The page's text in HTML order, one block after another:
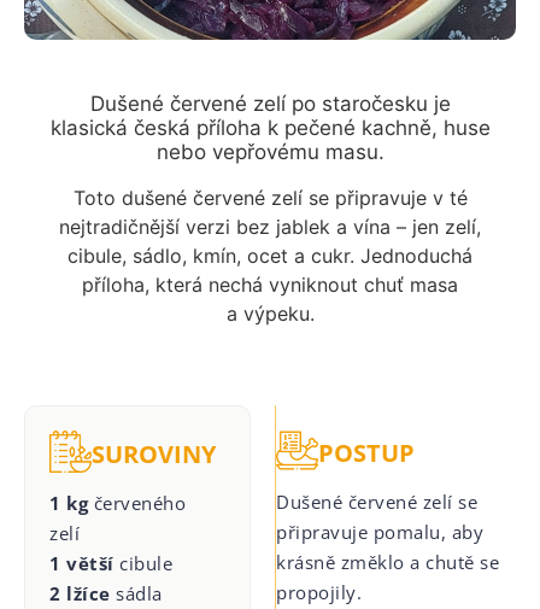
Dušené červené zelí po staročesku je
klasická česká příloha k pečené kachně, huse
nebo vepřovému masu.
Toto dušené červené zelí se připravuje v té
nejtradičnější verzi bez jablek a vína – jen zelí,
cibule, sádlo, kmín, ocet a cukr. Jednoduchá
příloha, která nechá vyniknout chuť masa
a výpeku.
SUROVINY
1 kgčerveného
zelí
1 větší cibule
2 lžíce sádla
POSTUP
Dušené červené zelí se
připravuje pomalu, aby
krásně změklo a chutě se
propojily.